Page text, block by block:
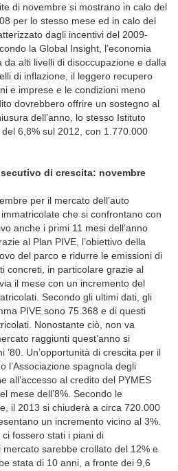
di novembre si mostrano in calo del
per lo stesso mese ed in calo del
dagli incentivi del 2009-
la Global Insight, l’economia
alti livelli di disoccupazione e dalla
di inflazione, il leggero recupero
e imprese e le condizioni meno
dovrebbero offrire un sostegno al
dell’anno, lo stesso Istituto
6,8% sul 2012, con 1.770.000
di crescita: novembre
per il mercato dell’auto
che si confrontano con
anche i primi 11 mesi dell’anno
al Plan PIVE, l’obiettivo della
del parco e ridurre le emissioni di
concreti, in particolare grazie al
il mese con un incremento del
Secondo gli ultimi dati, gli
PIVE sono 75.368 e di questi
Nonostante ciò, non va
raggiunti quest’anno si
’80. Un’opportunità di crescita per il
l’Associazione spagnola degli
all’accesso al credito del PYMES
mese dell’8%. Secondo le
il 2013 si chiuderà a circa 720.000
un incremento vicino al 3%.
fossero stati i piani di
mercato sarebbe crollato del 12% e
stata di 10 anni, a fronte dei 9,6